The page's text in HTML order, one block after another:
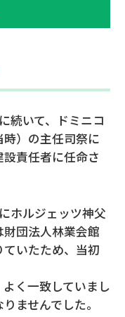
続いて、ドミニコ
）の主任司祭に
責任者に任命さ
ホルジェッツ神父
団法人林業会館
ていたため、当初
く一致していまし
ませんでした。